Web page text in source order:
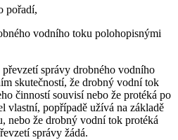
pořadí,
vodního toku polohopisnými
správy drobného vodního
skutečností, že drobný vodní tok
činností souvisí nebo že protéká po
vlastní, popřípadě užívá na základě
nebo že drobný vodní tok protéká
správy žádá.